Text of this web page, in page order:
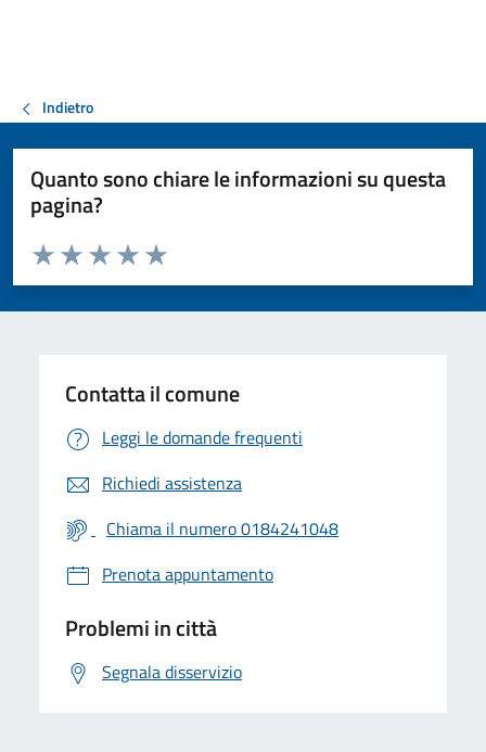
Indietro
Quanto sono chiare le informazioni su questa
pagina?
Valuta da 1 a 5 stelle la pagina
Valuta 5 stelle su 5
Valuta 4 stelle su 5
Valuta 3 stelle su 5
Valuta 2 stelle su 5
Valuta 1 stelle su 5
Contatta il comune
Leggi le domande frequenti
Richiedi assistenza
Chiama il numero 0184241048
Prenota appuntamento
Problemi in città
Segnala disservizio